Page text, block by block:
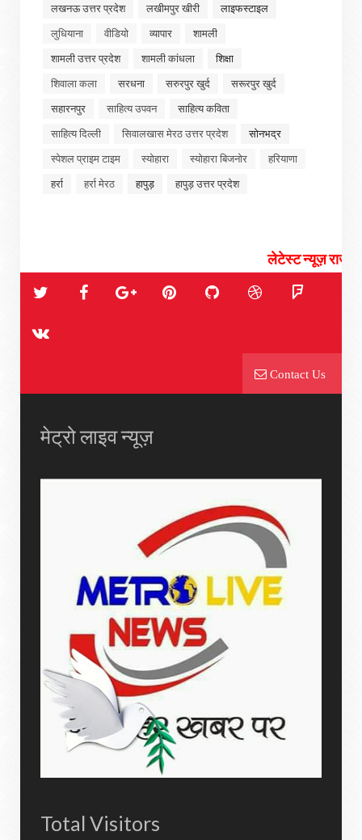
लखनऊ उत्तर प्रदेश
लखीमपुर खीरी
लाइफस्टाइल
लुधियाना
वीडियो व्यापार
शामली
शामली उत्तर प्रदेश
शामली कांधला
शिक्षा
शिवाला कला
सरधना सरुरपुर खुर्द
सरूरपुर खुर्द
सहारनपुर
साहित्य उपवन
साहित्य कविता
साहित्य दिल्ली
सिवालखास मेरठ उत्तर प्रदेश
सोनभद्र
स्पेशल प्राइम टाइम
स्योहारा स्योहारा बिजनोर
हरियाणा
हर्रा
हर्रा मेरठ हापुड़ हापुड़ उत्तर प्रदेश
लेटेस्ट न्यूज़ राजनीती, चुनाव,
Contact Us
मेट्रो लाइव न्यूज़
Total Visitors